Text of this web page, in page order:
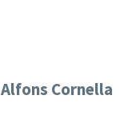
Alfons Cornella